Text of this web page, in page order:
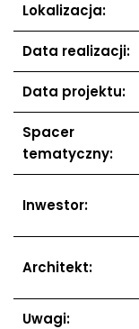
Lokalizacja:
Data realizacji:
Data projektu:
Spacer
tematyczny:
Inwestor:
Architekt:
Uwagi: